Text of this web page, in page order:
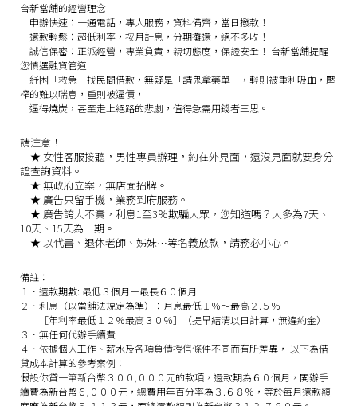
台新當舖的經營理念
申辦快速： 一通電話，專人服務，資料備齊，當日撥款！
還款輕鬆： 超低利率，按月計息，分期攤還，絕不多收！
誠信保密： 正派經營，專業負責，親切態度，保證安全！ 台新當舖提醒
您慎選融資管道
紓困「救急」找民間借款，無疑是「請鬼拿藥單」，輕則被重利吸血，壓
榨的難以喘息，重則被逼債，
逼得燒炭，甚至走上絕路的悲劇，值得急需用錢者三思。
請注意！
★女性客服接聽，男性專員辦理，約在外見面，還沒見面就要身分
證查詢資料。
★無政府立案，無店面招牌。
★ 廣告只留手機，業務到府服務。
★ 廣告誇大不實，利息1至3％欺騙大眾，您知道嗎？大多為7天、
10天、15天為一期。
★以代書、退休老師、姊妹…等名義放款，請務必小心。
備註：
１．還款期數: 最低３個月－最長６０個月
２．利息（以當舖法規定為準）：月息最低１％～最高２.５％
［年利率最低１２％最高３０％］（提早結清以日計算，無違約金）
３．無任何代辦手續費
４．依據個人工作、薪水及各項負債授信條件不同而有所差異， 以下為借
貸成本計算的參考案例：
假設你貸一筆新台幣３００,０００元的款項，還款期為６０個月，開辦手
續費為新台幣６,０００元，總費用年百分率為３.６８％，等於每月還款額